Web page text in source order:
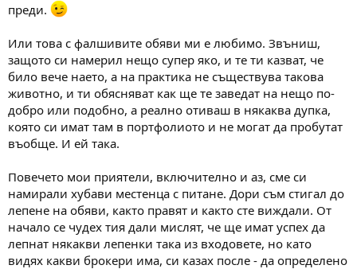
преди.
Или това с фалшивите обяви ми е любимо. Звъниш,
защото си намерил нещо супер яко, и те ти казват, че
било вече наето, а на практика не съществува такова
животно, и ти обясняват как ще те заведат на нещо по-
добро или подобно, а реално отиваш в някаква дупка,
която си имат там в портфолиото и не могат да пробутат
въобще. И ей така.
Повечето мои приятели, включително и аз, сме си
намирали хубави местенца с питане. Дори съм стигал до
лепене на обяви, както правят и както сте виждали. От
начало се чудех тия дали мислят, че ще имат успех да
лепнат някакви лепенки така из входовете, но като
видях какви брокери има, си казах после - да определено